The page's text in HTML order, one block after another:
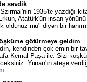
sevdik
1935'te yazdığı
Atatürk'ün insan
oldunuz mu" diyen bir
götürmeye geldim
kendinden çok emin bir
Kemal Paşa ile: Sizi
Yunan'ın ateşe